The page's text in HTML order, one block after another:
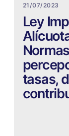
21/07/2023
Ley
tasas,